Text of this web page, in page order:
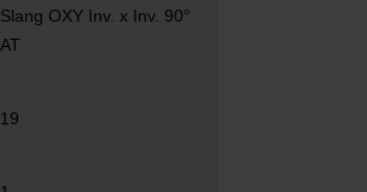
Slang OXY Inv. x Inv. 90°
AT
19